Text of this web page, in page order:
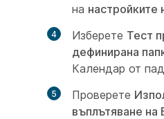
на настройките
Изберете Тест
дефинирана
Календар от
Проверете
въплътяване на